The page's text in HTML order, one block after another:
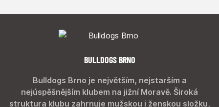
BULLDOGS BRNO
Bulldogs Brno je největším, nejstarším a
nejúspěšnějším klubem na jižní Moravě. Široká
struktura klubu zahrnuje mužskou i ženskou složku,